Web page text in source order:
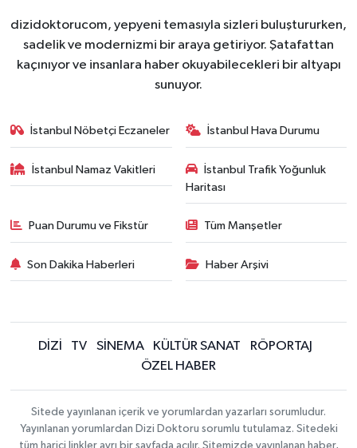
dizidoktorucom, yepyeni temasıyla sizleri buluştururken,
sadelik ve modernizmi bir araya getiriyor. Şatafattan
kaçınıyor ve insanlara haber okuyabilecekleri bir altyapı
sunuyor.
İstanbul Nöbetçi Eczaneler İstanbul Hava Durumu
İstanbul Namaz Vakitleri
İstanbul Trafik Yoğunluk
Haritası
Puan Durumu ve Fikstür Tüm Manşetler
Son Dakika Haberleri Haber Arşivi
DİZİ TV SİNEMA KÜLTÜR SANAT
RÖPORTAJ
ÖZEL HABER
Sitede yayınlanan içerik ve yorumlardan yazarları sorumludur.
Yayınlanan yorumlardan Dizi Doktoru sorumlu tutulamaz. Sitedeki
tüm harici linkler ayrı bir sayfada açılır. Sitemizde yayınlanan haber,